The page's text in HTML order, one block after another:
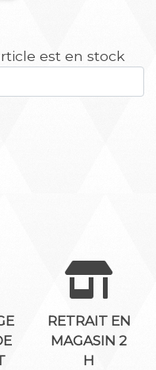
est en stock
RETRAIT EN
MAGASIN 2
H